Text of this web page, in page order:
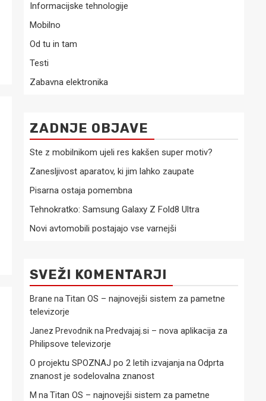
Informacijske tehnologije
Mobilno
Od tu in tam
Testi
Zabavna elektronika
ZADNJE OBJAVE
Ste z mobilnikom ujeli res kakšen super motiv?
Zanesljivost aparatov, ki jim lahko zaupate
Pisarna ostaja pomembna
Tehnokratko: Samsung Galaxy Z Fold8 Ultra
Novi avtomobili postajajo vse varnejši
SVEŽI KOMENTARJI
Brane naTitan OS – najnovejši sistem za pametne
televizorje
Janez Prevodnikna Predvajaj.si – nova aplikacija za
Philipsove televizorje
O projektu SPOZNAJ po 2 letih izvajanjanaOdprta
znanost je sodelovalna znanost
M naTitan OS – najnovejši sistem za pametne